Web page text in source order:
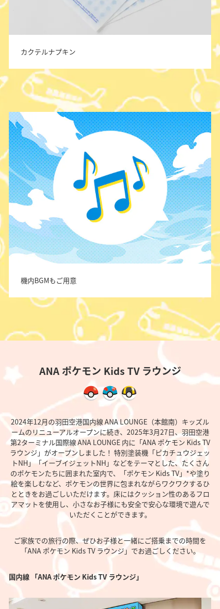
カクテルナプキン
機内BGMもご用意
ANA ポケモン Kids TV ラウンジ
2024年12月の羽田空港国内線 ANA LOUNGE（本館南）キッズル
ームのリニューアルオープンに続き、2025年3月27日、羽田空港
第2ターミナル国際線 ANA LOUNGE 内に「ANA ポケモン Kids TV
ラウンジ」がオープンしました！ 特別塗装機「ピカチュウジェッ
トNH」「イーブイジェットNH」などをテーマとした、たくさん
のポケモンたちに囲まれた室内で、「ポケモン Kids TV」*や塗り
絵を楽しむなど、ポケモンの世界に包まれながらワクワクするひ
とときをお過ごしいただけます。床にはクッション性のあるフロ
アマットを使用し、小さなお子様にも安全で安心な環境で遊んで
いただくことができます。
ご家族での旅行の際、ぜひお子様と一緒にご搭乗までの時間を
「ANA ポケモン Kids TV ラウンジ」でお過ごしください。
国内線 「ANA ポケモン Kids TV ラウンジ」